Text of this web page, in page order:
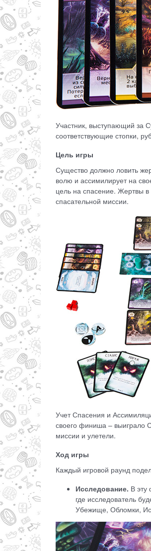
Участник, выступающий за
соответствующие стопки,
Цель игры
Существо должно ловить
волю и ассимилирует на
цель на спасение. Жертвы
спасательной миссии.
Учет Спасения и
своего финиша – выиграло
миссии и улетели.
Ход игры
Каждый игровой раунд
Исследование. В эту
где исследователь
Убежище, Обломки,